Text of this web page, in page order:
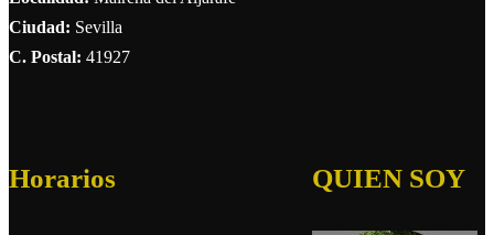
Ciudad: Sevilla
C. Postal: 41927
Horarios QUIEN SOY